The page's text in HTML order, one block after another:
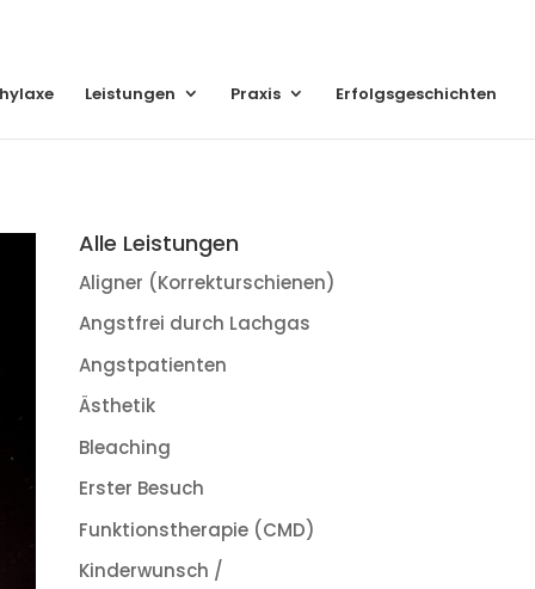
Leistungen Praxis Erfolgsgeschichten
Alle Leistungen
Aligner (Korrekturschienen)
Angstfrei durch Lachgas
Angstpatienten
Ästhetik
Bleaching
Erster Besuch
Funktionstherapie (CMD)
Kinderwunsch /